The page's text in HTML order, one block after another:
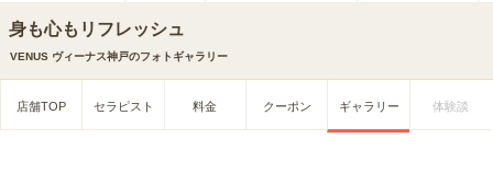
身も心もリフレッシュ
VENUS ヴィーナス神戸のフォトギャラリー
店舗TOP セラピスト 料金 クーポン ギャラリー 体験談